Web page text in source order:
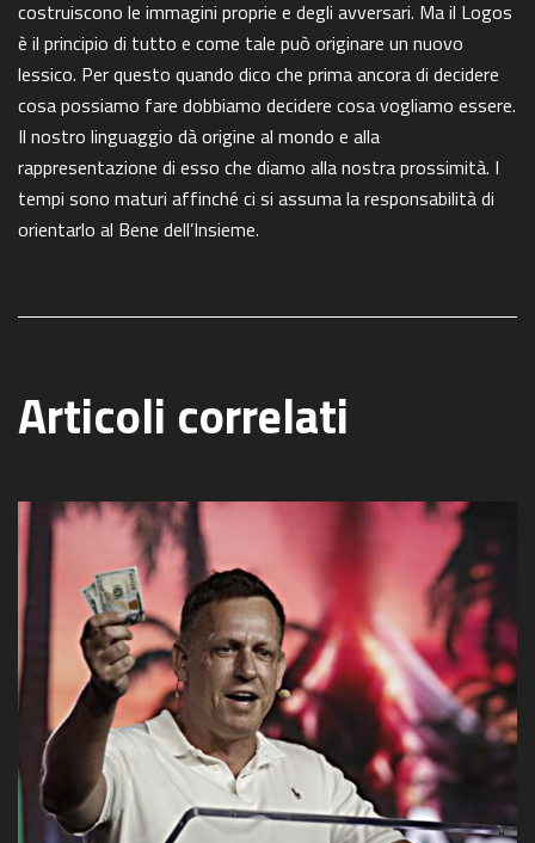
costruiscono le immagini proprie e degli avversari. Ma il Logos
è il principio di tutto e come tale può originare un nuovo
lessico. Per questo quando dico che prima ancora di decidere
cosa possiamo fare dobbiamo decidere cosa vogliamo essere.
Il nostro linguaggio dà origine al mondo e alla
rappresentazione di esso che diamo alla nostra prossimità. I
tempi sono maturi affinché ci si assuma la responsabilità di
orientarlo al Bene dell’Insieme.
Articoli correlati